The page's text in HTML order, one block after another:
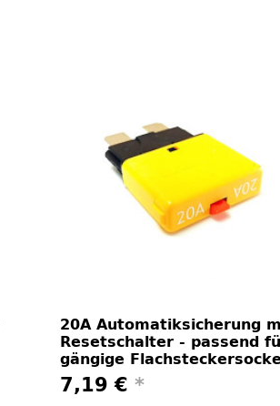
20A Automatiksicherung
Resetschalter - passend
gängige Flachsteckersockel
7,19 € *